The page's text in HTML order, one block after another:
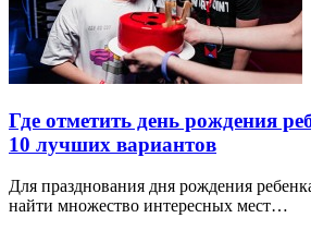
Где отметить день рождения
10 лучших вариантов
Для празднования дня рождения
найти множество интересных мест…